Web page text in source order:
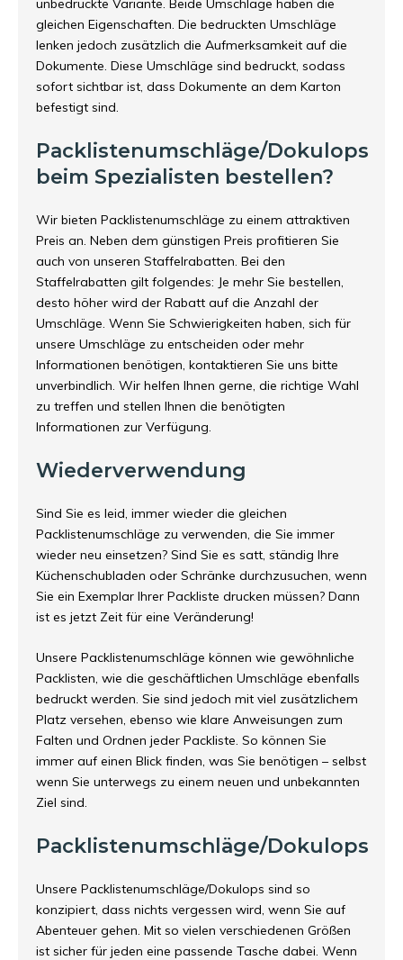
unbedruckte Variante. Beide Umschläge haben die
gleichen Eigenschaften. Die bedruckten Umschläge
lenken jedoch zusätzlich die Aufmerksamkeit auf die
Dokumente. Diese Umschläge sind bedruckt, sodass
sofort sichtbar ist, dass Dokumente an dem Karton
befestigt sind.
Packlistenumschläge/Dokulops
beim Spezialisten bestellen?
Wir bieten Packlistenumschläge zu einem attraktiven
Preis an. Neben dem günstigen Preis profitieren Sie
auch von unseren Staffelrabatten. Bei den
Staffelrabatten gilt folgendes: Je mehr Sie bestellen,
desto höher wird der Rabatt auf die Anzahl der
Umschläge. Wenn Sie Schwierigkeiten haben, sich für
unsere Umschläge zu entscheiden oder mehr
Informationen benötigen, kontaktieren Sie uns bitte
unverbindlich. Wir helfen Ihnen gerne, die richtige Wahl
zu treffen und stellen Ihnen die benötigten
Informationen zur Verfügung.
Wiederverwendung
Sind Sie es leid, immer wieder die gleichen
Packlistenumschläge zu verwenden, die Sie immer
wieder neu einsetzen? Sind Sie es satt, ständig Ihre
Küchenschubladen oder Schränke durchzusuchen, wenn
Sie ein Exemplar Ihrer Packliste drucken müssen? Dann
ist es jetzt Zeit für eine Veränderung!
Unsere Packlistenumschläge können wie gewöhnliche
Packlisten, wie die geschäftlichen Umschläge ebenfalls
bedruckt werden. Sie sind jedoch mit viel zusätzlichem
Platz versehen, ebenso wie klare Anweisungen zum
Falten und Ordnen jeder Packliste. So können Sie
immer auf einen Blick finden, was Sie benötigen – selbst
wenn Sie unterwegs zu einem neuen und unbekannten
Ziel sind.
Packlistenumschläge/Dokulops
Unsere Packlistenumschläge/Dokulops sind so
konzipiert, dass nichts vergessen wird, wenn Sie auf
Abenteuer gehen. Mit so vielen verschiedenen Größen
ist sicher für jeden eine passende Tasche dabei. Wenn